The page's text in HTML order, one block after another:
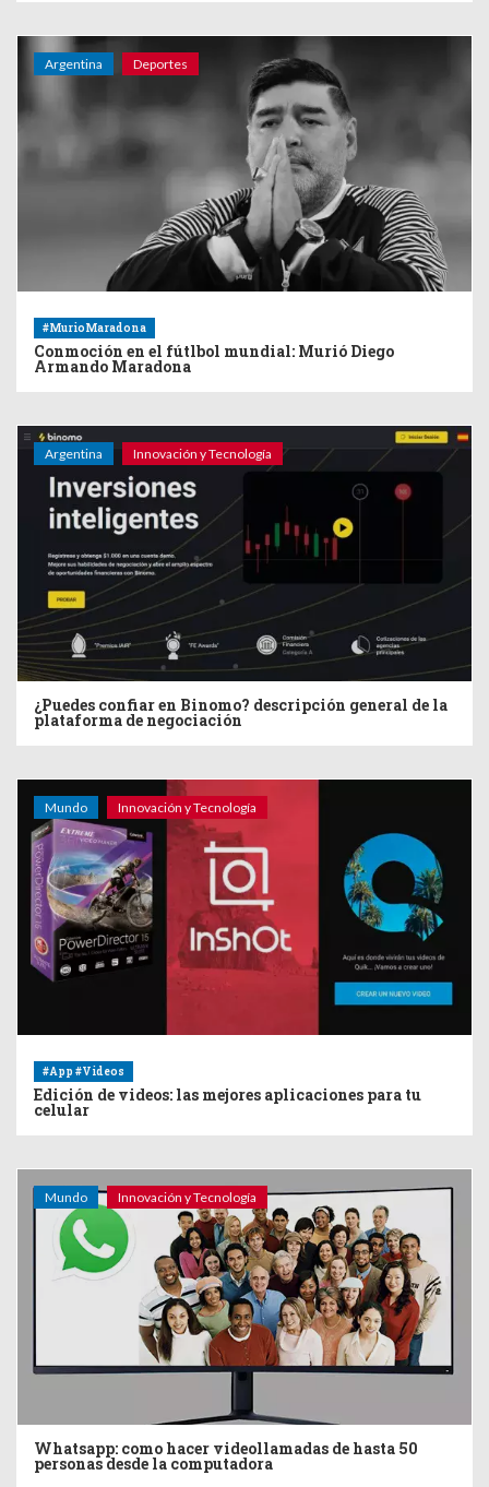
Argentina Deportes
#MurioMaradona
Conmoción en el fútlbol mundial: Murió Diego
Armando Maradona
Argentina Innovación y Tecnología
¿Puedes confiar en Binomo? descripción general de la
plataforma de negociación
Mundo Innovación y Tecnología
#App #Videos
Edición de videos: las mejores aplicaciones para tu
celular
Mundo Innovación y Tecnología
Whatsapp: como hacer videollamadas de hasta 50
personas desde la computadora